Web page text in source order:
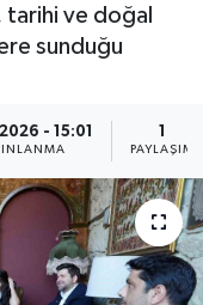
ve doğal
sunduğu
- 15:01
PAYLAŞIM